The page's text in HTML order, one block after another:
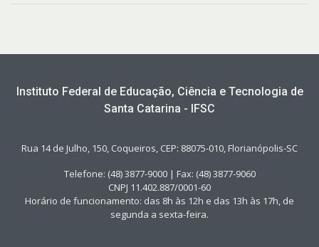
Instituto Federal de Educação, Ciência e Tecnologia de
Santa Catarina - IFSC
Rua 14 de Julho, 150, Coqueiros, CEP: 88075-010, Florianópolis-SC
Telefone: (48) 3877-9000 | Fax: (48) 3877-9060
CNPJ 11.402.887/0001-60
Horário de funcionamento: das 8h às 12h e das 13h às 17h, de
segunda a sexta-feira.